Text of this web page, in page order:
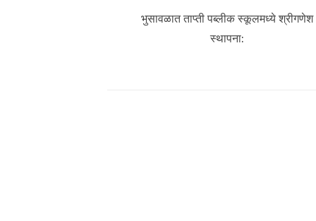
navigation
Previous
भुसावळात ताप्ती पब्लीक स्कूलमध्ये श्रीगणेश
स्थापना: